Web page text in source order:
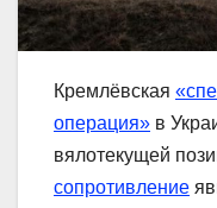
Кремлёвская
операция» в
вялотекущей
сопротивление